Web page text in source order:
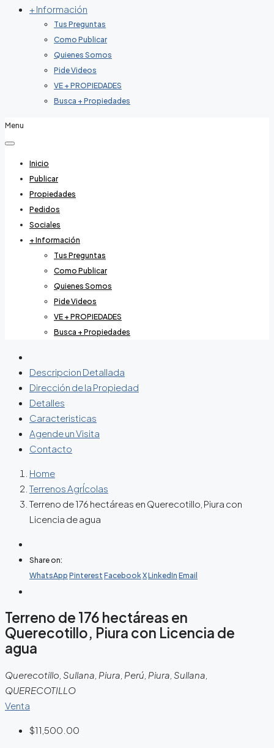
+ Información
Tus Preguntas
Como Publicar
Quienes Somos
Pide Videos
VE + PROPIEDADES
Busca + Propiedades
Menu
Inicio
Publicar
Propiedades
Pedidos
Sociales
+ Información
Tus Preguntas
Como Publicar
Quienes Somos
Pide Videos
VE + PROPIEDADES
Busca + Propiedades
Descripcion Detallada
Dirección de la Propiedad
Detalles
Caracteristicas
Agende un Visita
Contacto
Home
Terrenos AgrÍcolas
Terreno de 176 hectáreas en Querecotillo, Piura con
Licencia de agua
Share on:
WhatsApp Pinterest FacebookXLinkedIn Email
Terreno de 176 hectáreas en
Querecotillo, Piura con Licencia de
agua
Querecotillo, Sullana, Piura, Perú, Piura, Sullana,
QUERECOTILLO
Venta
$11,500.00